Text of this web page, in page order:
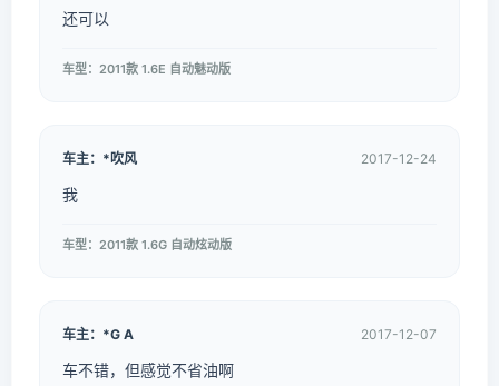
还可以
车型：2011款 1.6E 自动魅动版
车主：*吹风 2017-12-24
我
车型：2011款 1.6G 自动炫动版
车主：*G A 2017-12-07
车不错，但感觉不省油啊